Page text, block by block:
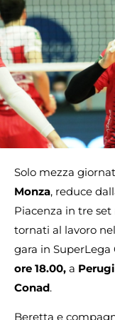
Solo mezza
Monza, reduce
Piacenza in tre
tornati al lavoro
gara in SuperLega
ore 18.00, a
Conad.
Beretta e